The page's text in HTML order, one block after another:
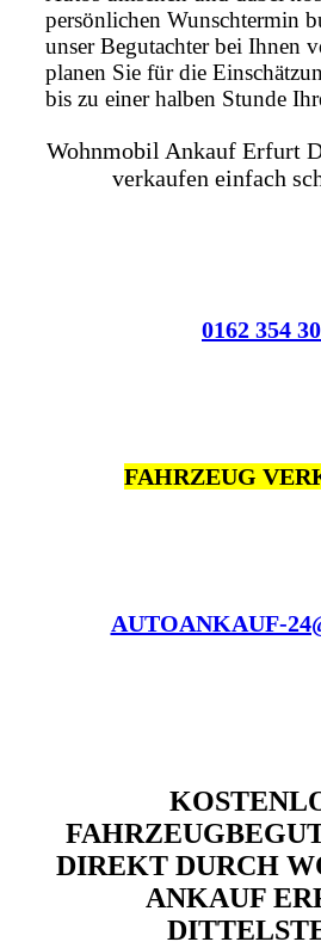
persönlichen Wunschtermin
unser Begutachter bei Ihnen
planen Sie für die
bis zu einer halben Stunde
Wohnmobil Ankauf Erfurt
verkaufen einfach
0162 354
FAHRZEUG
AUTOANKAUF-
DIREKT DURCH
ANKAUF